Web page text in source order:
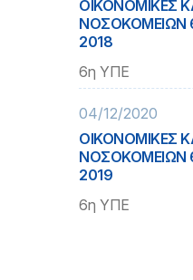
ΟΙΚΟΝΟΜΙΚΕΣ
ΝΟΣΟΚΟΜΕΙΩΝ
2018
6η ΥΠΕ
04/12/2020
ΟΙΚΟΝΟΜΙΚΕΣ
ΝΟΣΟΚΟΜΕΙΩΝ
2019
6η ΥΠΕ